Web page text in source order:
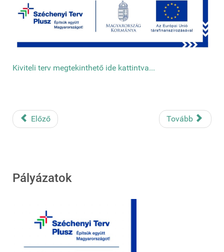
Kiviteli terv megtekinthető ide kattintva...
Előző Tovább
Pályázatok